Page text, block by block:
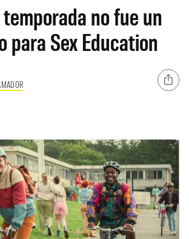
no fue un
para Sex Education